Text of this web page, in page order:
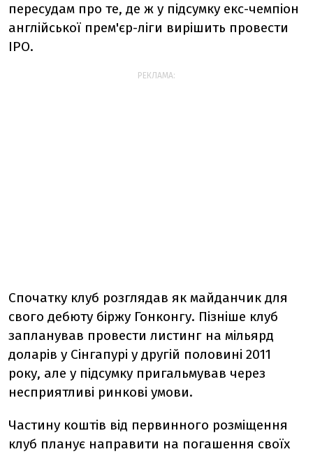
пересудам про те, де ж у підсумку екс-чемпіон
англійської прем'єр-ліги вирішить провести
IPO.
РЕКЛАМА:
Спочатку клуб розглядав як майданчик для
свого дебюту біржу Гонконгу. Пізніше клуб
запланував провести листинг на мільярд
доларів у Сінгапурі у другій половині 2011
року, але у підсумку пригальмував через
несприятливі ринкові умови.
Частину коштів від первинного розміщення
клуб планує направити на погашення своїх